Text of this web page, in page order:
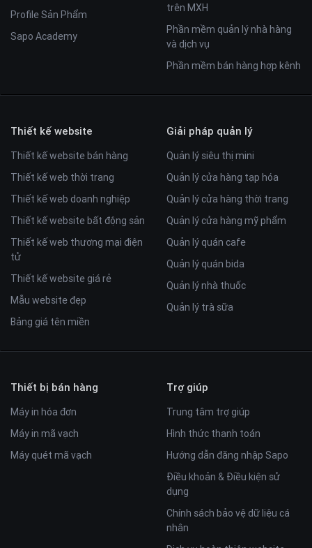
Profile Sản Phẩm
Sapo Academy
trên MXH
Phần mềm quản lý nhà hàng
và dịch vụ
Phần mềm bán hàng hợp kênh
Thiết kế website
Thiết kế website bán hàng
Thiết kế web thời trang
Thiết kế web doanh nghiệp
Thiết kế website bất động sản
Thiết kế web thương mại điện
tử
Thiết kế website giá rẻ
Mẫu website đẹp
Bảng giá tên miền
Giải pháp quản lý
Quản lý siêu thị mini
Quản lý cửa hàng tạp hóa
Quản lý cửa hàng thời trang
Quản lý cửa hàng mỹ phẩm
Quản lý quán cafe
Quản lý quán bida
Quản lý nhà thuốc
Quản lý trà sữa
Thiết bị bán hàng
Máy in hóa đơn
Máy in mã vạch
Máy quét mã vạch
Trợ giúp
Trung tâm trợ giúp
Hình thức thanh toán
Hướng dẫn đăng nhập Sapo
Điều khoản & Điều kiện sử
dụng
Chính sách bảo vệ dữ liệu cá
nhân